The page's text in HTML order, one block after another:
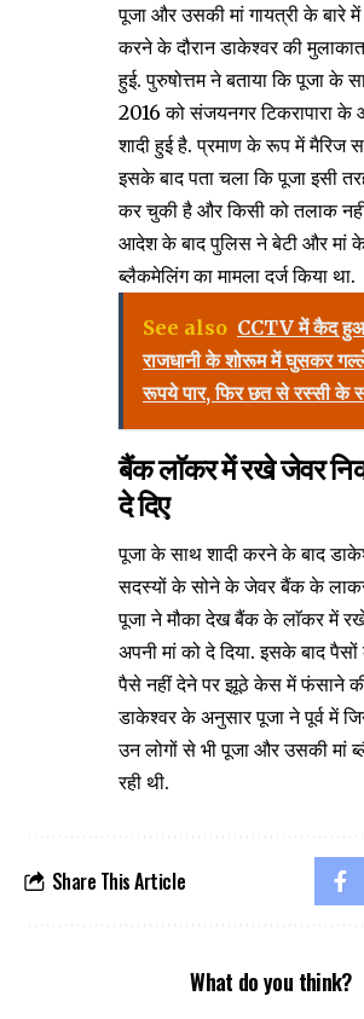
पूजा और उसकी मां गायत्री के बारे
करने के दौरान डाकेश्वर की
हुई. पुरुषोत्तम ने बताया कि पूजा के
2016 को संजयनगर टिकरापारा के
शादी हुई है. प्रमाण के रूप में मैरिज
इसके बाद पता चला कि पूजा इसी
कर चुकी है और किसी को तलाक नहीं
आदेश के बाद पुलिस ने बेटी और मां
ब्लैकमेलिंग का मामला दर्ज किया था.
See also CCTV में कैद हुआ
राजधानी के शोरूम में घुसकर
रूपये पार, फिर छत से रस्सी के
बैंक लाॅकर में रखे जेवर
दे दिए
पूजा के साथ शादी करने के बाद
सदस्यों के सोने के जेवर बैंक के
पूजा ने मौका देख बैंक के लाॅकर में
अपनी मां को दे दिया. इसके बाद
पैसे नहीं देने पर झूठे केस में फंसाने
डाकेश्वर के अनुसार पूजा ने पूर्व में
उन लोगों से भी पूजा और उसकी मां
रही थी.
Share This Article
What do you think?